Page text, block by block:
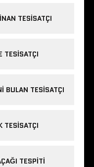
TESISATÇI
TESISATÇI
BULAN TESISATÇI
TESISATÇI
TESPITI